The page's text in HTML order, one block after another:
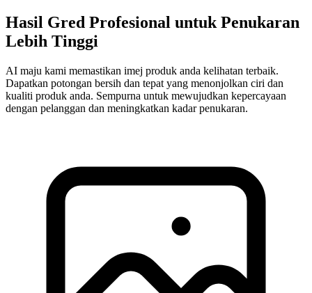
Hasil Gred Profesional untuk Penukaran
Lebih Tinggi
AI maju kami memastikan imej produk anda kelihatan terbaik.
Dapatkan potongan bersih dan tepat yang menonjolkan ciri dan
kualiti produk anda. Sempurna untuk mewujudkan kepercayaan
dengan pelanggan dan meningkatkan kadar penukaran.